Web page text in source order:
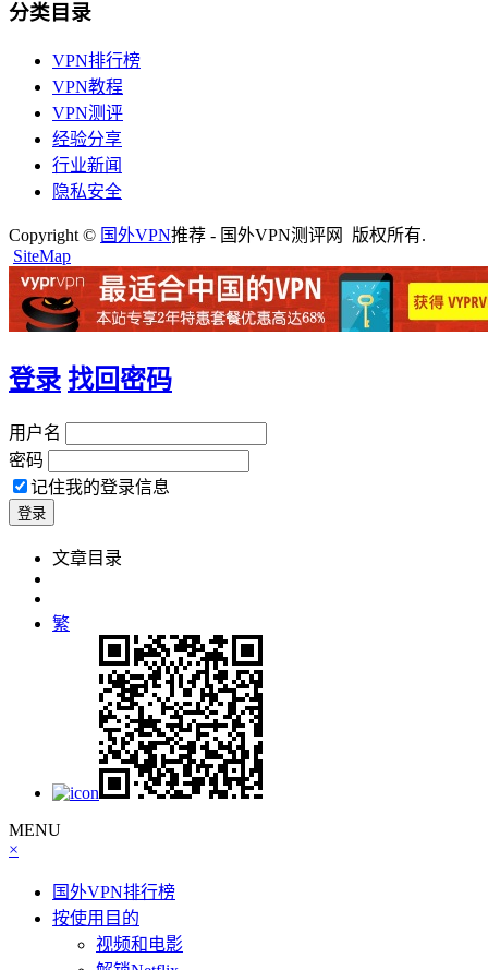
分类目录
VPN排行榜
VPN教程
VPN测评
经验分享
行业新闻
隐私安全
Copyright © 国外VPN推荐 - 国外VPN测评网 版权所有.
SiteMap
登录 找回密码
用户名
密码
记住我的登录信息
文章目录
繁
MENU
×
国外VPN排行榜
按使用目的
视频和电影